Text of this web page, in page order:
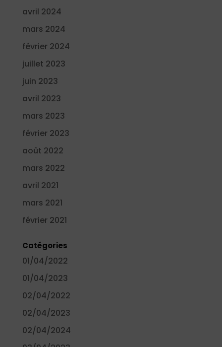
avril 2024
mars 2024
février 2024
juillet 2023
juin 2023
avril 2023
mars 2023
février 2023
août 2022
mars 2022
avril 2021
mars 2021
février 2021
Catégories
01/04/2022
01/04/2023
02/04/2022
02/04/2023
02/04/2024